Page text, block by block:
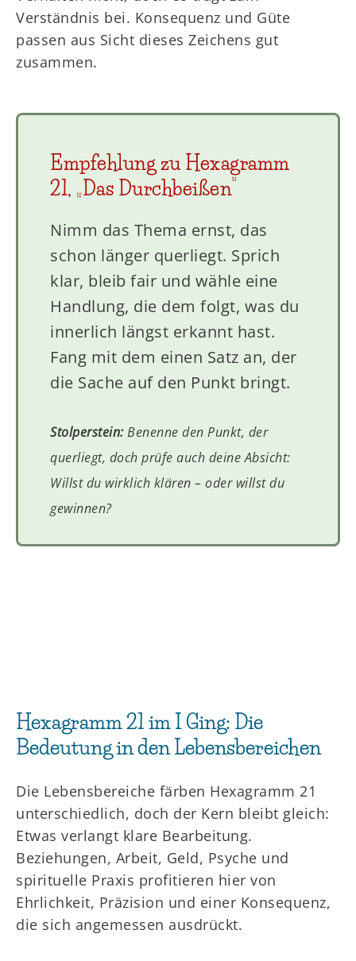
Verständnis bei. Konsequenz und Güte
passen aus Sicht dieses Zeichens gut
zusammen.
Empfehlung zu Hexagramm
21, „Das Durchbeißen“
Nimm das Thema ernst, das
schon länger querliegt. Sprich
klar, bleib fair und wähle eine
Handlung, die dem folgt, was du
innerlich längst erkannt hast.
Fang mit dem einen Satz an, der
die Sache auf den Punkt bringt.
Stolperstein:Benenne den Punkt, der
querliegt, doch prüfe auch deine Absicht:
Willst du wirklich klären – oder willst du
gewinnen?
Hexagramm 21 im I Ging: Die
Bedeutung in den Lebensbereichen
Die Lebensbereiche färben Hexagramm 21
unterschiedlich, doch der Kern bleibt gleich:
Etwas verlangt klare Bearbeitung.
Beziehungen, Arbeit, Geld, Psyche und
spirituelle Praxis profitieren hier von
Ehrlichkeit, Präzision und einer Konsequenz,
die sich angemessen ausdrückt.